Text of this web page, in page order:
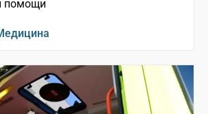
помощи